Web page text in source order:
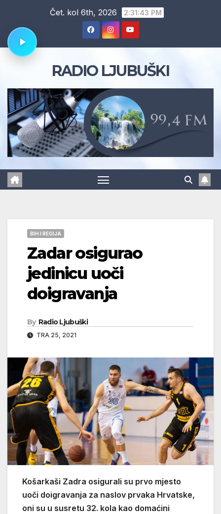
content
Čet. kol 6th, 2026 2:31:44 PM
RADIO LJUBUŠKI
BIH I REGIJA
Zadar osigurao
jedinicu uoči
doigravanja
By Radio Ljubuški
TRA 25, 2021
Košarkaši Zadra osigurali su prvo mjesto
uoči doigravanja za naslov prvaka Hrvatske,
oni su u susretu 32. kola kao domaćini